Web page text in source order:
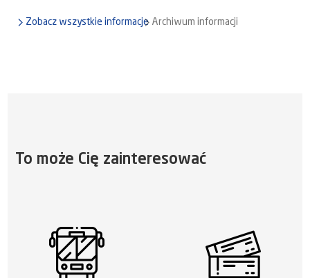
Zobacz wszystkie informacje Archiwum informacji
To może Cię zainteresować